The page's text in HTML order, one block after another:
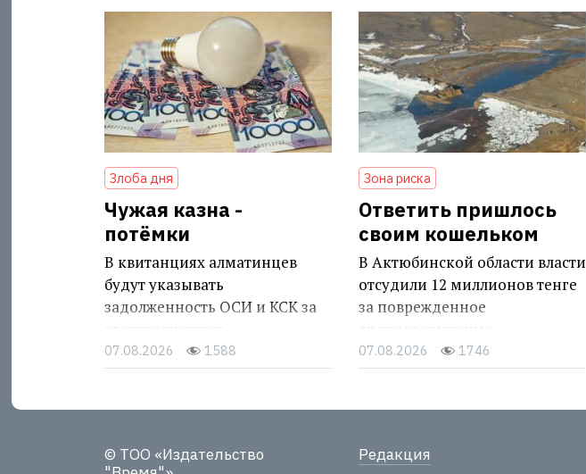
Злоба дня
Чужая казна -
потёмки
В квитанциях алматинцев
будут указывать
задолженность ОСИ и КСК за
07.08.2026 1588
Зона риска
Ответить пришлось
своим кошельком
В Актюбинской области власти
отсудили 12 миллионов тенге
за поврежденное
07.08.2026 1746
© ТОО «Издательство
Редакция